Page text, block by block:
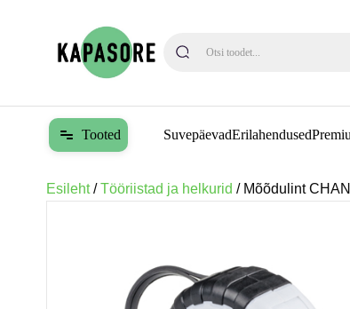
When autocomplete results
Tooted SuvepäevadErilahendused
Esileht/Tööriistad ja helkurid / Mõõdulint